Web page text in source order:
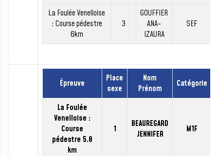
La Foulée Venelloise
: Course pédestre
6km
3
GOUFFIER
ANA-
IZAURA
SEF
Épreuve
Place
sexe
Nom
Prénom
Catégorie
La Foulée
Venelloise :
Course
pédestre 5.8
km
1
BEAUREGARD
JENNIFER
M1F